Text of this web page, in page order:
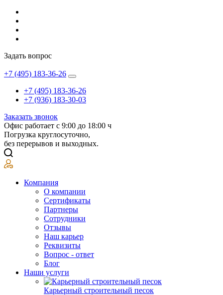
Задать вопрос
+7 (495) 183-36-26
+7 (495) 183-36-26
+7 (936) 183-30-03
Заказать звонок
Офис работает с 9:00 до 18:00 ч
Погрузка круглосуточно,
без перерывов и выходных.
Компания
О компании
Сертификаты
Партнеры
Сотрудники
Отзывы
Наш карьер
Реквизиты
Вопрос - ответ
Блог
Наши услуги
Карьерный строительный песок